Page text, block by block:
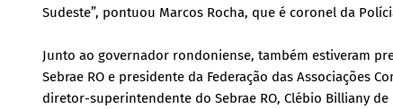
Sudeste”, pontuou Marcos Rocha, que é coronel da
Junto ao governador rondoniense, também estiveram
Sebrae RO e presidente da Federação das Associações
diretor-superintendente do Sebrae RO, Clébio Billiany